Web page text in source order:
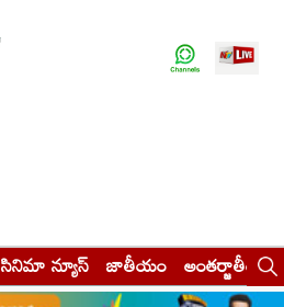
సినిమా న్యూస్ జాతీయం అంతర్జాతీయం